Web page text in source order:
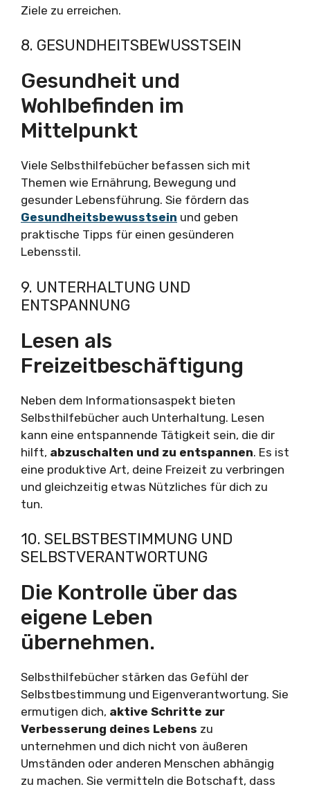
Ziele zu erreichen.
8. GESUNDHEITSBEWUSSTSEIN
Gesundheit und
Wohlbefinden im
Mittelpunkt
Viele Selbsthilfebücher befassen sich mit
Themen wie Ernährung, Bewegung und
gesunder Lebensführung. Sie fördern das
Gesundheitsbewusstsein und geben
praktische Tipps für einen gesünderen
Lebensstil.
9. UNTERHALTUNG UND
ENTSPANNUNG
Lesen als
Freizeitbeschäftigung
Neben dem Informationsaspekt bieten
Selbsthilfebücher auch Unterhaltung. Lesen
kann eine entspannende Tätigkeit sein, die dir
hilft, abzuschalten und zu entspannen. Es ist
eine produktive Art, deine Freizeit zu verbringen
und gleichzeitig etwas Nützliches für dich zu
tun.
10. SELBSTBESTIMMUNG UND
SELBSTVERANTWORTUNG
Die Kontrolle über das
eigene Leben
übernehmen.
Selbsthilfebücher stärken das Gefühl der
Selbstbestimmung und Eigenverantwortung. Sie
ermutigen dich, aktive Schritte zur
Verbesserung deines Lebens zu
unternehmen und dich nicht von äußeren
Umständen oder anderen Menschen abhängig
zu machen. Sie vermitteln die Botschaft, dass